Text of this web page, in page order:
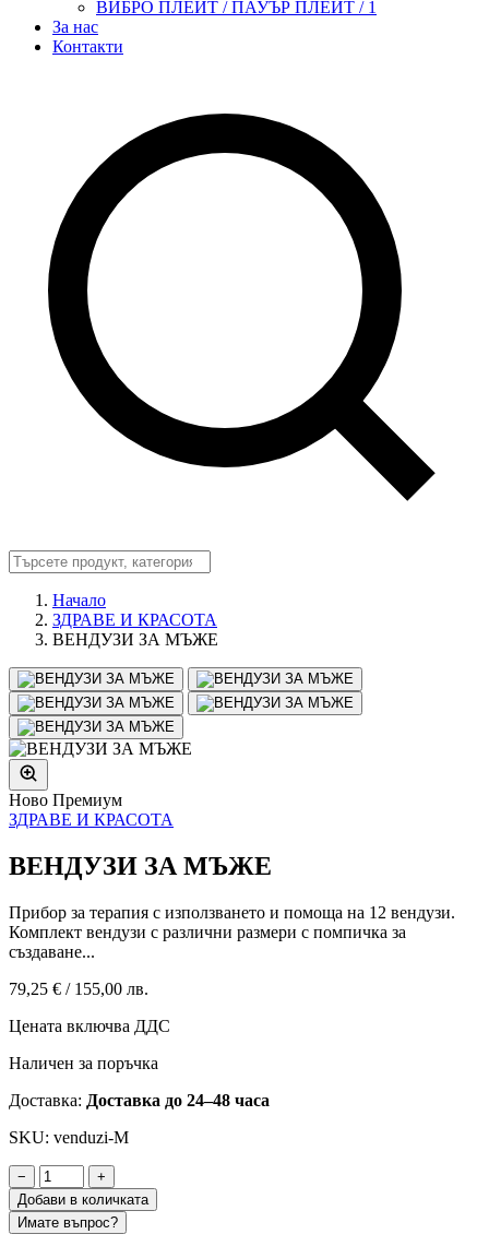
ВИБРО ПЛЕЙТ / ПАУЪР ПЛЕЙТ / 1
За нас
Контакти
Начало
ЗДРАВЕ И КРАСОТА
ВЕНДУЗИ ЗА МЪЖЕ
Ново Премиум
ЗДРАВЕ И КРАСОТА
ВЕНДУЗИ ЗА МЪЖЕ
Прибор за терапия с използването и помоща на 12 вендузи.
Комплект вендузи с различни размери с помпичка за
създаване...
79,25 € / 155,00 лв.
Цената включва ДДС
Наличен за поръчка
Доставка: Доставка до 24–48 часа
SKU: venduzi-M
−
+
Добави в количката
Имате въпрос?